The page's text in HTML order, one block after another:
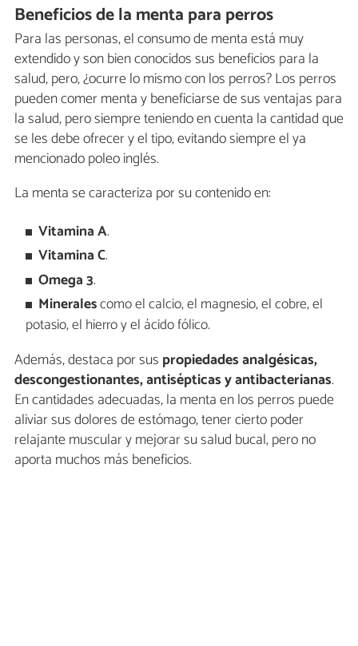
Beneficios de la menta para perros
Para las personas, el consumo de menta está muy
extendido y son bien conocidos sus beneficios para la
salud, pero, ¿ocurre lo mismo con los perros? Los perros
pueden comer menta y beneficiarse de sus ventajas para
la salud, pero siempre teniendo en cuenta la cantidad que
se les debe ofrecer y el tipo, evitando siempre el ya
mencionado poleo inglés.
La menta se caracteriza por su contenido en:
Vitamina A.
Vitamina C.
Omega 3.
Mineralescomo el calcio, el magnesio, el cobre, el
potasio, el hierro y el ácido fólico.
Además, destaca por sus propiedades analgésicas,
descongestionantes, antisépticas y antibacterianas.
En cantidades adecuadas, la menta en los perros puede
aliviar sus dolores de estómago, tener cierto poder
relajante muscular y mejorar su salud bucal, pero no
aporta muchos más beneficios.